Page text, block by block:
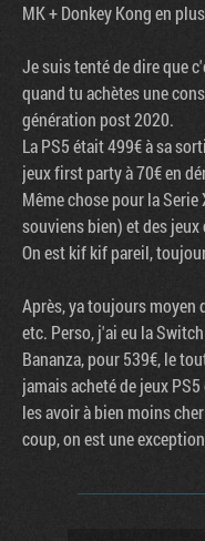
MK + Donkey Kong en
Je suis tenté de dire que
quand tu achètes une
génération post 2020.
La PS5 était 499€ à sa
jeux first party à 70€ en
Même chose pour la
souviens bien) et des jeux
On est kif kif pareil,
Après, ya toujours moyen
etc. Perso, j'ai eu la
Bananza, pour 539€, le
jamais acheté de jeux
les avoir à bien moins
coup, on est une